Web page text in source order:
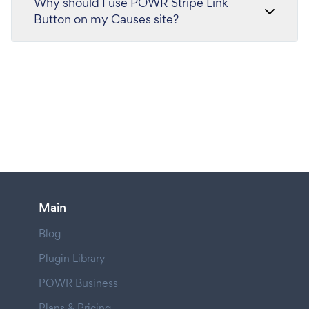
Button on my Causes site?
Main
Blog
Plugin Library
POWR Business